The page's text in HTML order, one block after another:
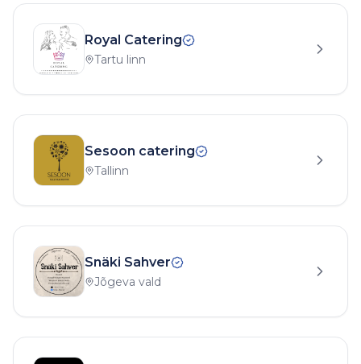
Royal Catering
Tartu linn
Sesoon catering
Tallinn
Snäki Sahver
Jõgeva vald